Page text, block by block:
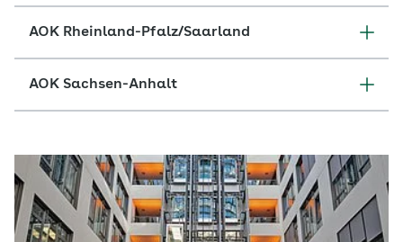
AOK Rheinland-Pfalz/Saarland
AOK Sachsen-Anhalt